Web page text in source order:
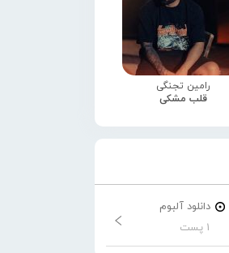
رامین تجنگی
قلب مشکی
دانلود آلبوم
1 پست